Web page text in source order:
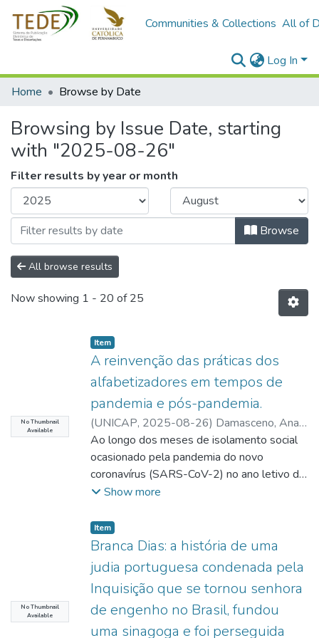
Communities & Collections All of
Log In
Home
Browse by Date
Browsing by Issue Date, starting
with "2025-08-26"
Filter results by year or month
Browse
All browse results
Now showing 1 - 20 of 25
No Thumbnail
Available
Item type:
Item,
A reinvenção das práticas dos
alfabetizadores em tempos de
pandemia e pós-pandemia.
(UNICAP, 2025-08-26) Damasceno, Ana
Christina de Sousa
Ao longo dos meses de isolamento social
ocasionado pela pandemia do novo
coronavírus (SARS-CoV-2) no ano letivo de
2020 e 2021, os docentes de Parnaíba-PI
pedagógica e metodologicamente para
desenvolver seu trabalho pedagógico. Em
face da situação de isolamento social foram
obrigados a aderir ao uso da tecnologia
digital e, nessa perspectiva, foram
submetidos às formações contínuas no
modo on-line, que viabilizassem um ‘novo
Show more
No Thumbnail
Available
Item type:
Item,
Branca Dias: a história de uma
judia portuguesa condenada pela
Inquisição que se tornou senhora
de engenho no Brasil, fundou
uma sinagoga e foi perseguida